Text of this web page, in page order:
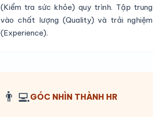
(Kiểm tra sức khỏe) quy trình. Tập trung
vào chất lượng (Quality) và trải nghiệm
(Experience).
👨‍💻GÓC NHÌN THÀNH HR